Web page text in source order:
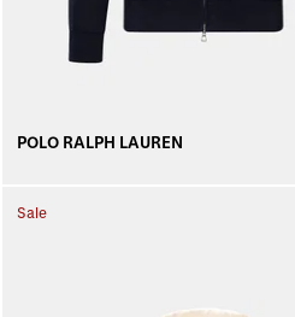
POLO RALPH LAUREN
Sale